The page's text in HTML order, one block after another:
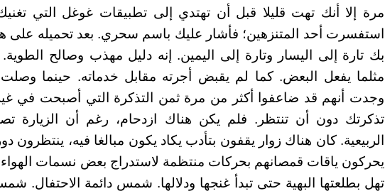
مرة إلا أنك تهت قليلا قبل أن تهتدي إلى تطبيقات غوغل التي
استفسرت أحد المتنزهين؛ فأشار عليك باسم سحري. بعد تحميله على
بك تارة إلى اليسار وتارة إلى اليمين. إنه دليل مهذب وصالح
مثلما يفعل البعض. كما لم يقبض أجرته مقابل خدماته. حينما
وجدت أنهم قد ضاعفوا أكثر من مرة ثمن التذكرة التي أصبحت في
تذكرتك دون أن تنتظر. فلم يكن هناك ازدحام، رغم أن الزيارة
الربيعية. كان هناك زوار يقفون بتأدب يكاد يكون مبالغا فيه، ينتظرون
يحركون ياقات قمصانهم بحركات منتظمة لاستدراج بعض نسمات
تهل بطلعتها البهية حتى تبدأ غنجها ودلالها. شمس دائمة الاحتفال.